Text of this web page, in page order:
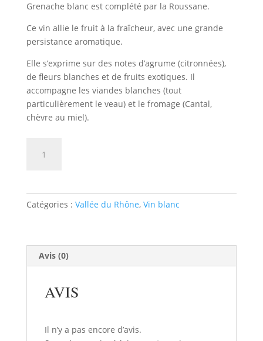
Grenache blanc est complété par la Roussane.
Ce vin allie le fruit à la fraîcheur, avec une grande
persistance aromatique.
Elle s’exprime sur des notes d’agrume (citronnées),
de fleurs blanches et de fruits exotiques. Il
accompagne les viandes blanches (tout
particulièrement le veau) et le fromage (Cantal,
chèvre au miel).
NIMES
MOURGUES
DU
Catégories : Vallée du Rhône, Vin blanc
Avis (0)
AVIS
Il n’y a pas encore d’avis.